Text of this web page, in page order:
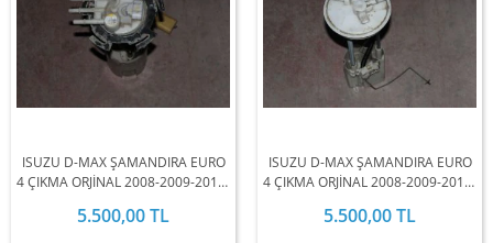
ISUZU D-MAX ŞAMANDIRA EURO
4 ÇIKMA ORJİNAL 2008-2009-2010-
STOKLARIMIZDA MEVCUTTUR.
5.500,00 TL
ISUZU D-MAX ŞAMANDIRA EURO
4 ÇIKMA ORJİNAL 2008-2009-2010-
STOKLARIMIZDA MEVCUTTUR.
5.500,00 TL